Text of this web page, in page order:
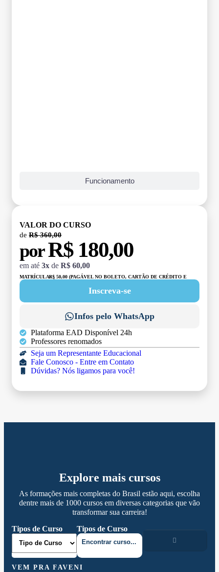
Funcionamento
VALOR DO CURSO
de R$ 360,00
porR$ 180,00
em até 3x de R$ 60,00
MATRÍCULA:R$ 50,00 (PAGÁVEL NO BOLETO, CARTÃO DE CRÉDITO E
Inscreva-se
Infos pelo WhatsApp
Plataforma EAD Disponível 24h
Professores renomados
Seja um Representante Educacional
Fale Conosco - Entre em Contato
Dúvidas? Nós ligamos para você!
Explore mais cursos
As formações mais completas do Brasil estão aqui, escolha
dentre mais de 1000 cursos em diversas categorias que vão
transformar sua carreira!
Tipos de Curso
Tipos de Curso
VEM PRA FAVENI